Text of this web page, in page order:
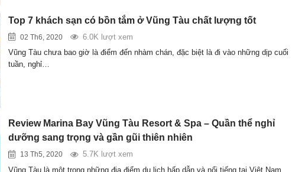
Top 7 khách sạn có bồn tắm ở Vũng Tàu chất lượng tốt
02 Th6, 2020
6.0K lượt xem
Vũng Tàu chưa bao giờ là điểm đến nhàm chán, đặc biệt là đi vào những dịp cuối
tuần, nghỉ…
Review Marina Bay Vũng Tàu Resort & Spa – Quần thể nghỉ
dưỡng sang trọng và gần gũi thiên nhiên
13 Th5, 2020
5.7K lượt xem
Vũng Tàu là một trong những địa điểm du lịch hấp dẫn và nổi tiếng tại Việt Nam,